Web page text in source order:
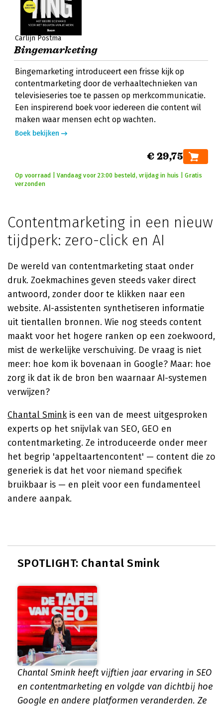
Carlijn Postma
Bingemarketing
Bingemarketing introduceert een frisse kijk op
contentmarketing door de verhaaltechnieken van
televisieseries toe te passen op merkcommunicatie.
Een inspirerend boek voor iedereen die content wil
maken waar mensen echt op wachten.
Boek bekijken
€ 29,75
Op voorraad | Vandaag voor 23:00 besteld, vrijdag in huis | Gratis
verzonden
Contentmarketing in een nieuw
tijdperk: zero-click en AI
De wereld van contentmarketing staat onder
druk. Zoekmachines geven steeds vaker direct
antwoord, zonder door te klikken naar een
website. AI-assistenten synthetiseren informatie
uit tientallen bronnen. Wie nog steeds content
maakt voor het hogere ranken op een zoekwoord,
mist de werkelijke verschuiving. De vraag is niet
meer: hoe kom ik bovenaan in Google? Maar: hoe
zorg ik dat ik de bron ben waarnaar AI-systemen
verwijzen?
Chantal Sminkis een van de meest uitgesproken
experts op het snijvlak van SEO, GEO en
contentmarketing. Ze introduceerde onder meer
het begrip 'appeltaartencontent' — content die zo
generiek is dat het voor niemand specifiek
bruikbaar is — en pleit voor een fundamenteel
andere aanpak.
SPOTLIGHT: Chantal Smink
Chantal Smink heeft vijftien jaar ervaring in SEO
en contentmarketing en volgde van dichtbij hoe
Google en andere platformen veranderden. Ze